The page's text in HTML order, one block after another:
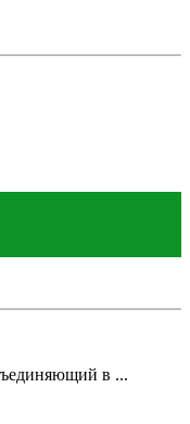
в ...